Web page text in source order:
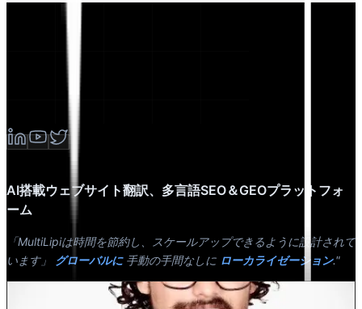
AI搭載ウェブサイト翻訳、多言語SEO＆GEOプラットフォ
ーム
「MultiLipiは時間を節約し、スケールアップできるように設計されて
います」
グローバルに手動の手間なしに ローカライゼーション."